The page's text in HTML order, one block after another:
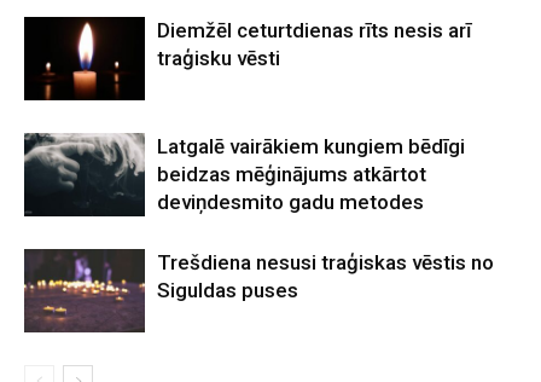
Diemžēl ceturtdienas rīts nesis arī
traģisku vēsti
Latgalē vairākiem kungiem bēdīgi
beidzas mēģinājums atkārtot
deviņdesmito gadu metodes
Trešdiena nesusi traģiskas vēstis no
Siguldas puses